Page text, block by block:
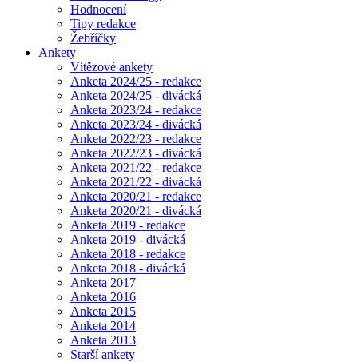
Hodnocení
Tipy redakce
Žebříčky
Ankety
Vítězové ankety
Anketa 2024/25 - redakce
Anketa 2024/25 - divácká
Anketa 2023/24 - redakce
Anketa 2023/24 - divácká
Anketa 2022/23 - redakce
Anketa 2022/23 - divácká
Anketa 2021/22 - redakce
Anketa 2021/22 - divácká
Anketa 2020/21 - redakce
Anketa 2020/21 - divácká
Anketa 2019 - redakce
Anketa 2019 - divácká
Anketa 2018 - redakce
Anketa 2018 - divácká
Anketa 2017
Anketa 2016
Anketa 2015
Anketa 2014
Anketa 2013
Starší ankety